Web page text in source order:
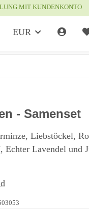
MIT KUNDENKONTO
EUR
- Samenset
Liebstöckel,
Echter Lavendel und